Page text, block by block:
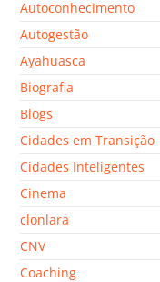
Autoconhecimento
Autogestão
Ayahuasca
Biografia
Blogs
Cidades em Transição
Cidades Inteligentes
Cinema
clonlara
CNV
Coaching